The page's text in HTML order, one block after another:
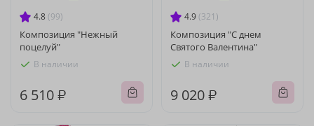
4.8 (99)
Композиция "Нежный
поцелуй"
В наличии
6 510 ₽
4.9 (321)
Композиция "С днем
Святого Валентина"
В наличии
9 020 ₽